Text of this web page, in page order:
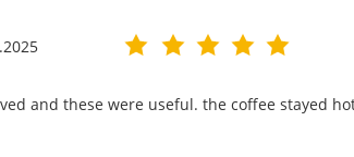
and these were useful. the coffee stayed